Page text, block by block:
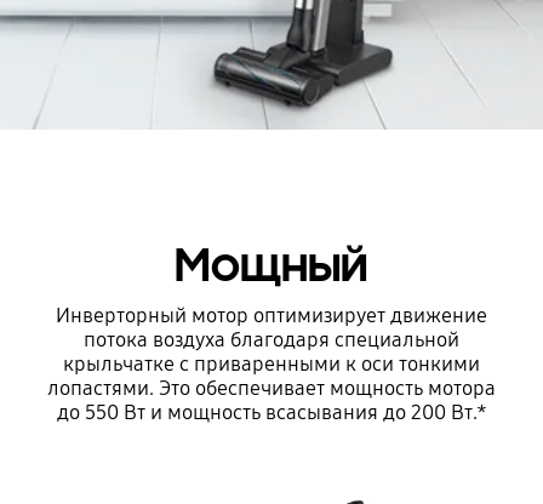
Мощный
Инверторный мотор оптимизирует движение
потока воздуха благодаря специальной
крыльчатке с приваренными к оси тонкими
лопастями. Это обеспечивает мощность мотора
до 550 Вт и мощность всасывания до 200 Вт.*